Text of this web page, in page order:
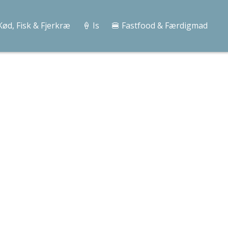
Fisk & Fjerkræ 🍦 Is
🍔 Fastfood & Færdigmad